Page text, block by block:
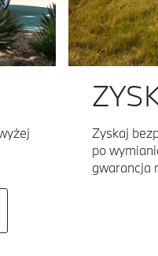
Zyskaj
po
gwarancja